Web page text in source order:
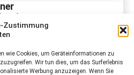
Zustimmung
wie Cookies, um Geräteinformationen zu
Wir tun dies, um das Surferlebnis
Werbung anzuzeigen. Wenn Sie